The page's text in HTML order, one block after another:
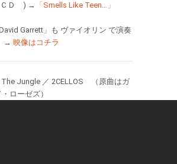
ＣＤ ) → 「Smells Like Teen…」
Garrett」も ヴァイオリン で演奏
→ 映像はコチラ
Jungle ／ 2CELLOS （原曲はガ
ローゼズ）